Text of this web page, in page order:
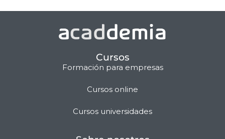
Cursos
Formación para empresas
Cursos online
Cursos universidades